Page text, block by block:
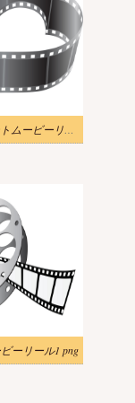
イラストハートムービーリールpng
ーリール1 png